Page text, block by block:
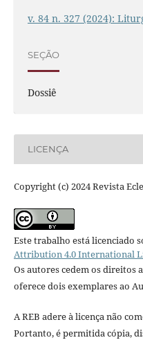
v. 84 n. 327 (2024):
SEÇÃO
Dossiê
LICENÇA
Copyright (c) 2024 Revista
Este trabalho está licenciado
Attribution 4.0 International
Os autores cedem os direitos
oferece dois exemplares ao
A REB adere à licença não
Portanto, é permitida cópia,